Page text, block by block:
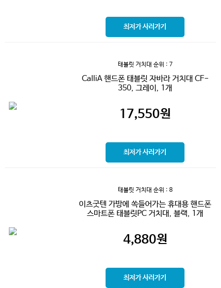
최저가 사러가기
태블릿 거치대 순위 : 7
CalliA 핸드폰 태블릿 자바라 거치대 CF-
350, 그레이, 1개
17,550원
최저가 사러가기
태블릿 거치대 순위 : 8
이츠굿텐 가방에 쏙들어가는 휴대용 핸드폰
스마트폰 태블릿PC 거치대, 블랙, 1개
4,880원
최저가 사러가기